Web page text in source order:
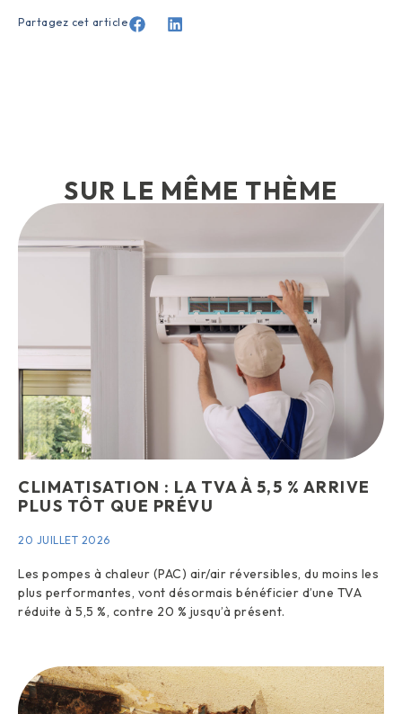
Partagez cet article
SUR LE MÊME THÈME
CLIMATISATION : LA TVA À 5,5 % ARRIVE
PLUS TÔT QUE PRÉVU
20 JUILLET 2026
Les pompes à chaleur (PAC) air/air réversibles, du moins les
plus performantes, vont désormais bénéficier d’une TVA
réduite à 5,5 %, contre 20 % jusqu’à présent.